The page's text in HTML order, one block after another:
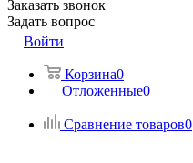
Заказать звонок
Задать вопрос
Войти
Корзина0
Отложенные0
Сравнение товаров0